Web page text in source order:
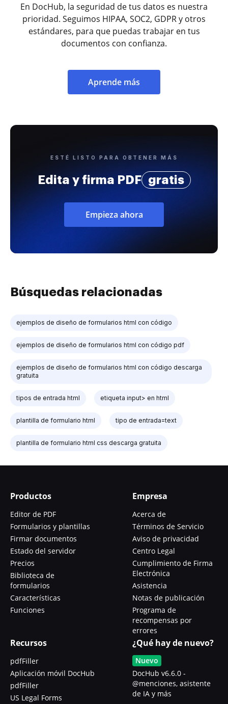
En DocHub, la seguridad de tus datos es nuestra
prioridad. Seguimos HIPAA, SOC2, GDPR y otros
estándares, para que puedas trabajar en tus
documentos con confianza.
Aprende más
ESTÉ LISTO PARA OBTENER MÁS
Edita y firma PDF gratis
Empieza ahora
Búsquedas relacionadas
ejemplos de diseño de formularios html con código
ejemplos de diseño de formularios html con código pdf
ejemplos de diseño de formularios html con código descarga
gratuita
tipos de entrada html etiqueta input> en html
plantilla de formulario html tipo de entrada=text
plantilla de formulario html css descarga gratuita
Productos
Editor de PDF
Formularios y plantillas
Firmar documentos
Estado del servidor
Precios
Biblioteca de
formularios
Características
Funciones
Empresa
Acerca de
Términos de Servicio
Aviso de privacidad
Centro Legal
Cumplimiento de Firma
Electrónica
Asistencia
Notas de publicación
Programa de
recompensas por
errores
Recursos
pdfFiller
Aplicación móvil DocHub
pdfFiller
US Legal Forms
¿Qué hay de nuevo?
Nuevo
DocHub v6.6.0 -
@menciones, asistente
de IA y más